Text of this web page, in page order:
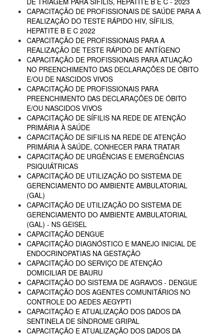
CAPACITAÇÃO DE PROFISSIONAIS DE SAÚDE PARA A
REALIZAÇÃO DO TESTE RÁPIDO HIV, SÍFILIS,
HEPATITE B E C 2022
CAPACITAÇÃO DE PROFISSIONAIS PARA A
REALIZAÇÃO DE TESTE RÁPIDO DE ANTÍGENO
CAPACITAÇÃO DE PROFISSIONAIS PARA ATUAÇÃO
NO PREENCHIMENTO DAS DECLARAÇÕES DE ÓBITO
E/OU DE NASCIDOS VIVOS
CAPACITAÇÃO DE PROFISSIONAIS PARA
PREENCHIMENTO DAS DECLARAÇÕES DE ÓBITO
E/OU NASCIDOS VIVOS
CAPACITAÇÃO DE SÍFILIS NA REDE DE ATENÇÃO
PRIMÁRIA À SAÚDE
CAPACITAÇÃO DE SIFILIS NA REDE DE ATENÇÃO
PRIMÁRIA À SAÚDE, CONHECER PARA TRATAR
CAPACITAÇÃO DE URGÊNCIAS E EMERGÊNCIAS
PSIQUIÁTRICAS
CAPACITAÇÃO DE UTILIZAÇÃO DO SISTEMA DE
GERENCIAMENTO DO AMBIENTE AMBULATORIAL
(GAL)
CAPACITAÇÃO DE UTILIZAÇÃO DO SISTEMA DE
GERENCIAMENTO DO AMBIENTE AMBULATORIAL
(GAL) - NS GEISEL
CAPACITAÇÃO DENGUE
CAPACITAÇÃO DIAGNÓSTICO E MANEJO INICIAL DE
ENDOCRINOPATIAS NA GESTAÇÃO
CAPACITAÇÃO DO SERVIÇO DE ATENÇÃO
DOMICILIAR DE BAURU
CAPACITAÇÃO DO SISTEMA DE AGRAVOS - DENGUE
CAPACITAÇÃO DOS AGENTES COMUNITÁRIOS NO
CONTROLE DO AEDES AEGYPTI
CAPACITAÇÃO E ATUALIZAÇÃO DOS DADOS DA
SENTINELA DE SÍNDROME GRIPAL
CAPACITAÇÃO E ATUALIZAÇÃO DOS DADOS DA